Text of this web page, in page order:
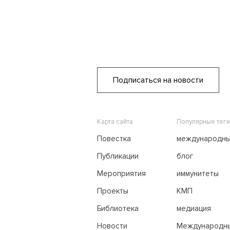
Подписаться на новости
Карта сайта
Повестка
Публикации
Мероприятия
Проекты
Библиотека
Новости
Популярные теги
блог
иммунитеты
КМП
медиация